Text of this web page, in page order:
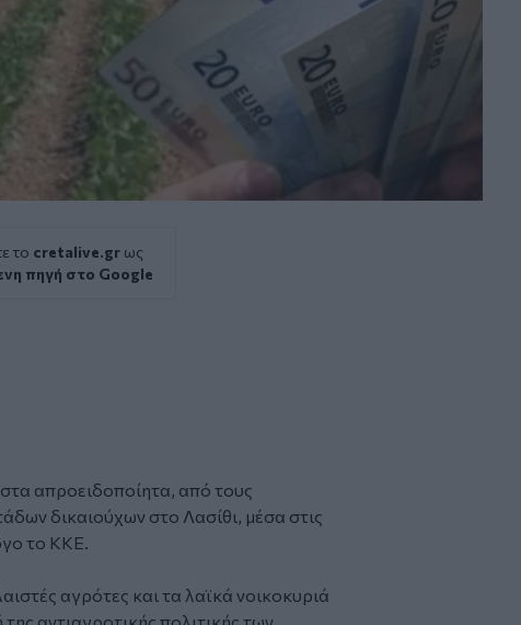
το cretalive.gr ως
πηγή στο Google
απροειδοποίητα, από τους
δικαιούχων στο Λασίθι, μέσα στις
το ΚΚΕ.
αγρότες και τα λαϊκά νοικοκυριά